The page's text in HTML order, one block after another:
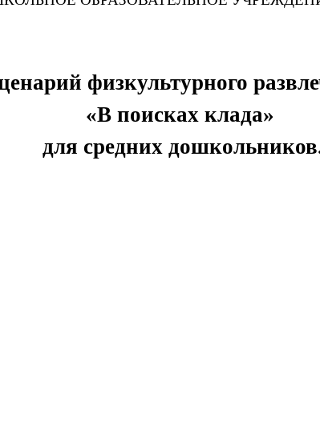
физкультурного
«В поисках клада»
для средних